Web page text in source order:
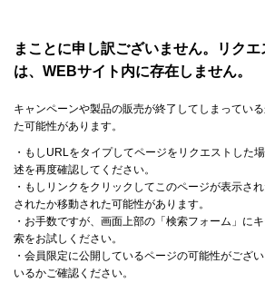
まことに申し訳ございません。リク
は、WEBサイト内に存在しません。
キャンペーンや製品の販売が終了してしまってい
た可能性があります。
・もしURLをタイプしてページをリクエストした
述を再度確認してください。
・もしリンクをクリックしてこのページが表示さ
されたか移動された可能性があります。
・お手数ですが、画面上部の「検索フォーム」に
索をお試しください。
・会員限定に公開しているページの可能性がござ
いるかご確認ください。